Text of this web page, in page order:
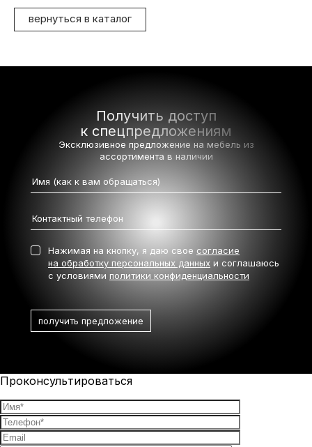
вернуться в каталог
Получить доступ
к спецпредложениям
Эксклюзивное предложение на мебель из
ассортимента в наличии
Нажимая на кнопку, я даю свое согласие
на обработку персональных данных и соглашаюсь
с условиями политики конфиденциальности
Проконсультироваться